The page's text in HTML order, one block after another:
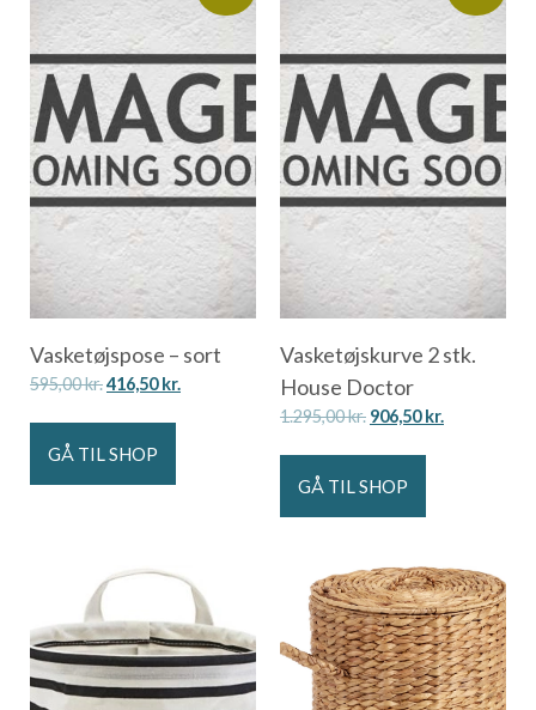
Vasketøjspose – sort
595,00kr.416,50kr.
GÅ TIL SHOP
Vasketøjskurve 2 stk.
House Doctor
1.295,00kr. 906,50kr.
GÅ TIL SHOP